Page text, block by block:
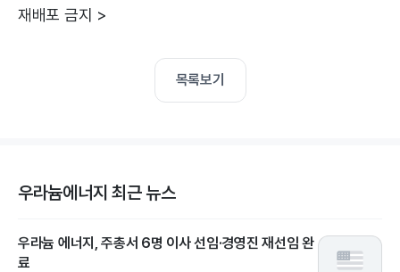
재배포 금지 >
목록보기
우라늄에너지 최근 뉴스
우라늄 에너지, 주총서 6명 이사 선임·경영진 재선임 완
료